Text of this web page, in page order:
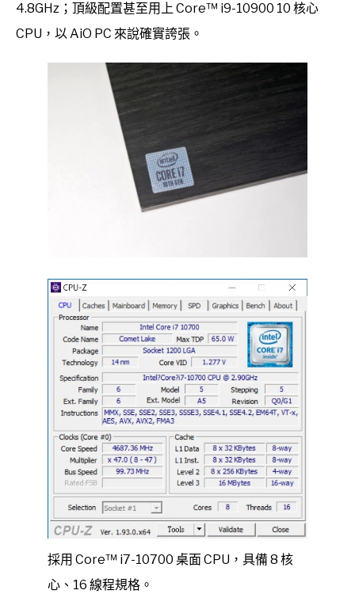
4.8GHz；頂級配置甚至用上 Core™ i9-10900 10 核心
CPU，以 AiO PC 來說確實誇張。
採用 Core™ i7-10700 桌面 CPU，具備 8 核
心、16 線程規格。